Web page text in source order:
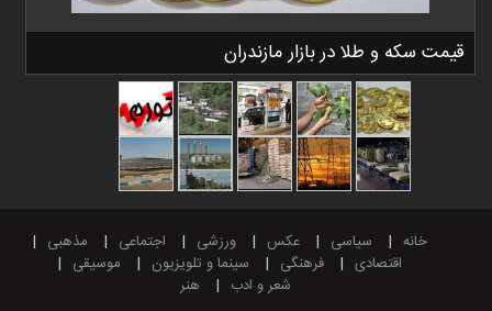
قیمت سکه و طلا در بازار مازندران
خانه سیاسی عکس ورزشی اجتماعی
مذهبی
اقتصادی
فرهنگی سینما و تلویزیون
موسیقی
شعر و ادب
هنر